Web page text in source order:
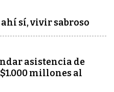
sí, vivir sabroso
asistencia de
millones al